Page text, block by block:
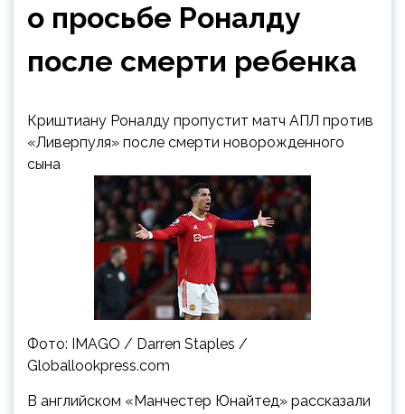
о просьбе Роналду
после смерти ребенка
Криштиану Роналду пропустит матч АПЛ против
«Ливерпуля» после смерти новорожденного
сына
Фото: IMAGO / Darren Staples /
Globallookpress.com
В английском «Манчестер Юнайтед» рассказали